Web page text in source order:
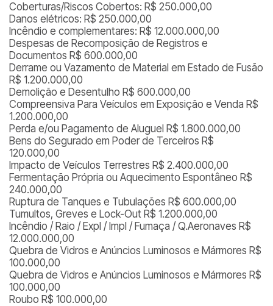
Coberturas/Riscos Cobertos: R$ 250.000,00
Danos elétricos: R$ 250.000,00
Incêndio e complementares: R$ 12.000.000,00
Despesas de Recomposição de Registros e
Documentos R$ 600.000,00
Derrame ou Vazamento de Material em Estado de Fusão
R$ 1.200.000,00
Demolição e Desentulho R$ 600.000,00
Compreensiva Para Veículos em Exposição e Venda R$
1.200.000,00
Perda e/ou Pagamento de Aluguel R$ 1.800.000,00
Bens do Segurado em Poder de Terceiros R$
120.000,00
Impacto de Veículos Terrestres R$ 2.400.000,00
Fermentação Própria ou Aquecimento Espontâneo R$
240.000,00
Ruptura de Tanques e Tubulações R$ 600.000,00
Tumultos, Greves e Lock-Out R$ 1.200.000,00
Incêndio / Raio / Expl / Impl / Fumaça / Q.Aeronaves R$
12.000.000,00
Quebra de Vidros e Anúncios Luminosos e Mármores R$
100.000,00
Quebra de Vidros e Anúncios Luminosos e Mármores R$
100.000,00
Roubo R$ 100.000,00